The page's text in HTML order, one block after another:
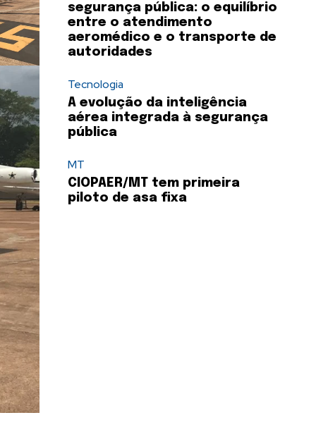
segurança pública: o equilíbrio
entre o atendimento
aeromédico e o transporte de
autoridades
Tecnologia
A evolução da inteligência
aérea integrada à segurança
pública
MT
CIOPAER/MT tem primeira
piloto de asa fixa